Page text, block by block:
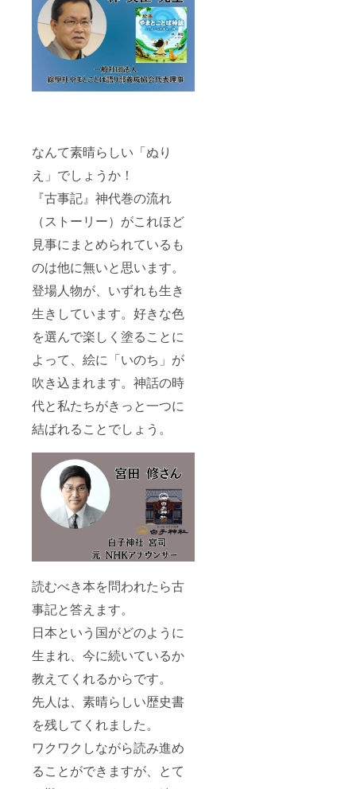
なんて素晴らしい「ぬり
え」でしょうか！
『古事記』神代巻の流れ
（ストーリー）がこれほど
見事にまとめられているも
のは他に無いと思います。
登場人物が、いずれも生き
生きしています。好きな色
を選んで楽しく塗ることに
よって、絵に「いのち」が
吹き込まれます。神話の時
代と私たちがきっと一つに
結ばれることでしょう。
読むべき本を問われたら古
事記と答えます。
日本という国がどのように
生まれ、今に続いているか
教えてくれるからです。
先人は、素晴らしい歴史書
を残してくれました。
ワクワクしながら読み進め
ることができますが、とて